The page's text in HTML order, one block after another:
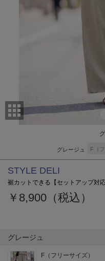
グレージュ F（
STYLE DELI
裾カットできる【セットアップ対
￥8,900（税込）
グレージュ
F（フリーサイズ）